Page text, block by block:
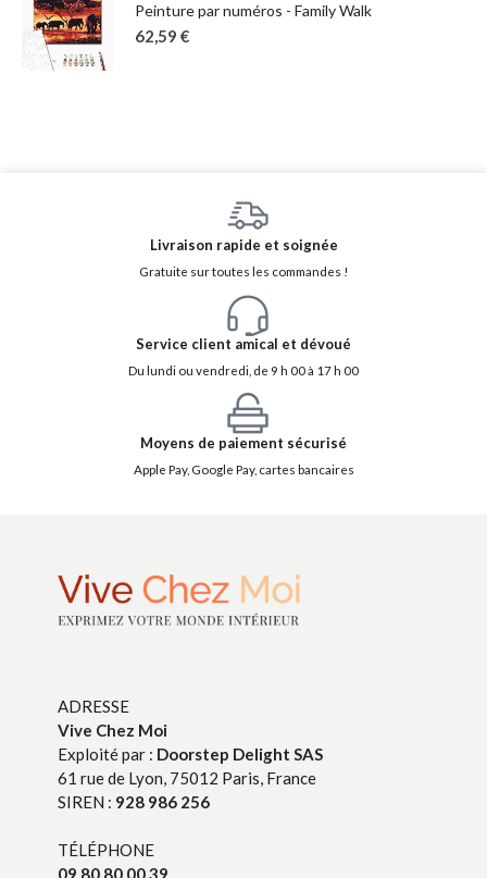
Peinture par numéros - Family Walk
62,59 €
Livraison rapide et soignée
Gratuite sur toutes les commandes !
Service client amical et dévoué
Du lundi ou vendredi, de 9 h 00 à 17 h 00
Moyens de paiement sécurisé
Apple Pay, Google Pay, cartes bancaires
ADRESSE
Vive Chez Moi
Exploité par : Doorstep Delight SAS
61 rue de Lyon, 75012 Paris, France
SIREN : 928 986 256
TÉLÉPHONE
09 80 80 00 39